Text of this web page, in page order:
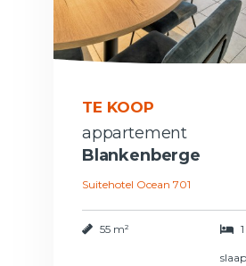
TE KOOP
appartement
Blankenberge
Suitehotel Ocean 701
55 m²